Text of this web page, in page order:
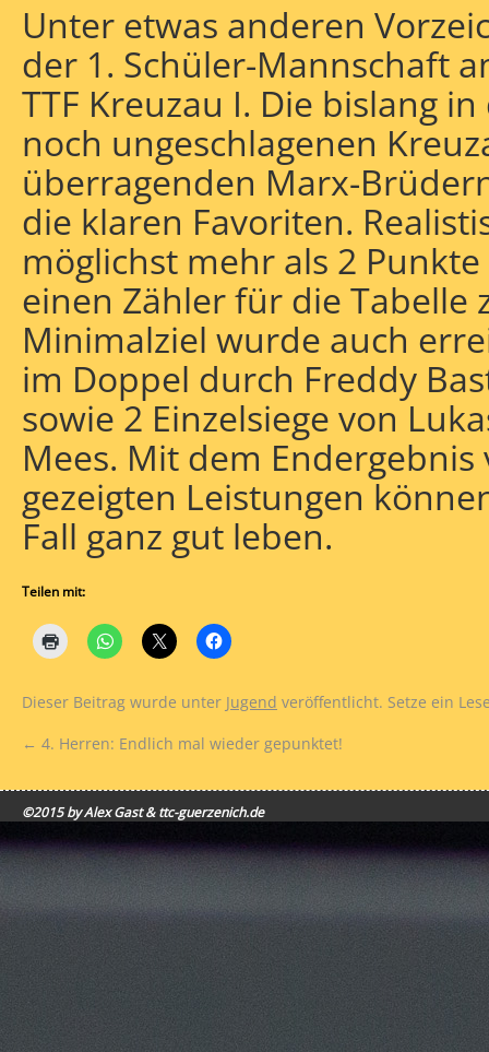
Unter etwas anderen
der 1. Schüler-Mannschaft
TTF Kreuzau I. Die bislang
noch ungeschlagenen
überragenden Marx-
die klaren Favoriten.
möglichst mehr als 2
einen Zähler für die Tabelle
Minimalziel wurde auch
im Doppel durch Freddy
sowie 2 Einzelsiege von
Mees. Mit dem
gezeigten Leistungen
Fall ganz gut leben.
Teilen mit:
Dieser Beitrag wurde unter Jugend veröffentlicht. Setze ein
← 4. Herren: Endlich mal wieder gepunktet!
©2015 by Alex Gast & ttc-guerzenich.de